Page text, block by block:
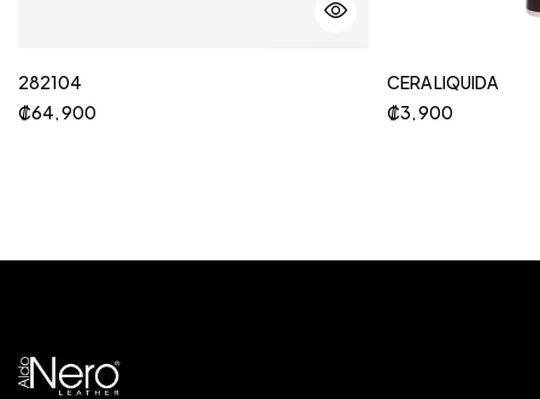
282104
₡64, 900
CERA LIQUIDA
₡3, 900